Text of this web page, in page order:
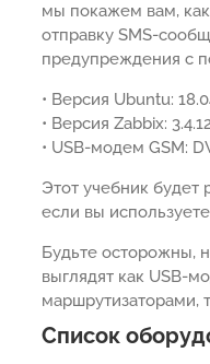
мы покажем вам,
отправку SMS-
предупреждения с
• Версия Ubuntu:
• Версия Zabbix:
• USB-модем GSM:
Этот учебник будет
если вы
Будьте осторожны,
выглядят как USB-
маршрутизаторами,
Список